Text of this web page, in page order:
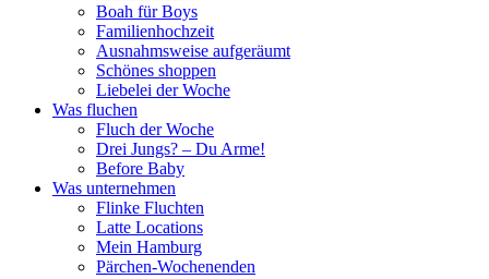
Boah für Boys
Familienhochzeit
Ausnahmsweise aufgeräumt
Schönes shoppen
Liebelei der Woche
Was fluchen
Fluch der Woche
Drei Jungs? – Du Arme!
Before Baby
Was unternehmen
Flinke Fluchten
Latte Locations
Mein Hamburg
Pärchen-Wochenenden